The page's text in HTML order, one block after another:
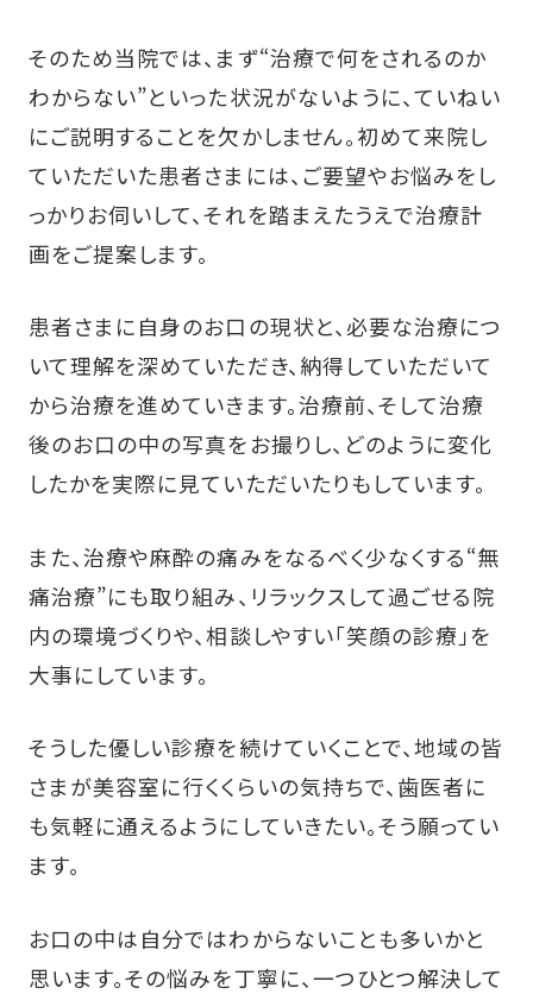
そのため当院では、まず“治療で何をされるのか
わからない”といった状況がないように、ていねい
にご説明することを欠かしません。初めて来院し
ていただいた患者さまには、ご要望やお悩みをし
っかりお伺いして、それを踏まえたうえで治療計
画をご提案します。
患者さまに自身のお口の現状と、必要な治療につ
いて理解を深めていただき、納得していただいて
から治療を進めていきます。治療前、そして治療
後のお口の中の写真をお撮りし、どのように変化
したかを実際に見ていただいたりもしています。
また、治療や麻酔の痛みをなるべく少なくする“無
痛治療”にも取り組み、リラックスして過ごせる院
内の環境づくりや、相談しやすい「笑顔の診療」を
大事にしています。
そうした優しい診療を続けていくことで、地域の皆
さまが美容室に行くくらいの気持ちで、歯医者に
も気軽に通えるようにしていきたい。そう願ってい
ます。
お口の中は自分ではわからないことも多いかと
思います。その悩みを丁寧に、一つひとつ解決して